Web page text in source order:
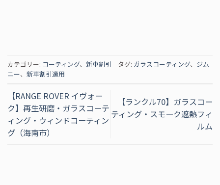
カテゴリー: コーティング、 新車割引 タグ: ガラスコーティング、 ジム
ニー、 新車割引適用
【RANGE ROVER イヴォー
ク】再生研磨・ガラスコーテ
ィング・ウィンドコーティン
グ（海南市）
【ランクル70】ガラスコー
ティング・スモーク遮熱フィ
ルム